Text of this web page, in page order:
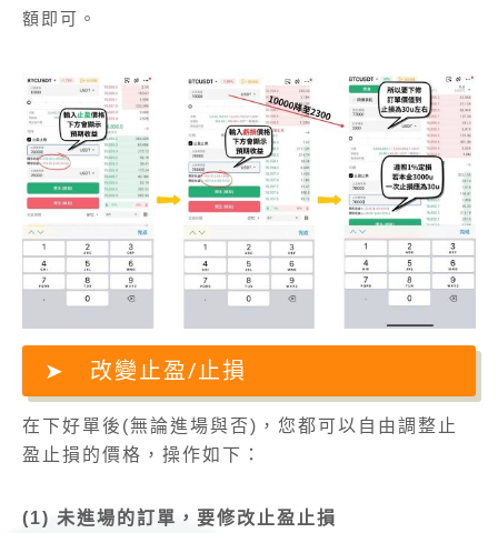
額即可。
改變止盈/止損
在下好單後(無論進場與否)，您都可以自由調整止
盈止損的價格，操作如下：
(1) 未進場的訂單，要修改止盈止損